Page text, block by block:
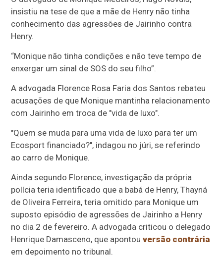
insistiu na tese de que a mãe de Henry não tinha
conhecimento das agressões de Jairinho contra
Henry.
“Monique não tinha condições e não teve tempo de
enxergar um sinal de SOS do seu filho”.
A advogada Florence Rosa Faria dos Santos rebateu
acusações de que Monique mantinha relacionamento
com Jairinho em troca de "vida de luxo".
"Quem se muda para uma vida de luxo para ter um
Ecosport financiado?", indagou no júri, se referindo
ao carro de Monique.
Ainda segundo Florence, investigação da própria
polícia teria identificado que a babá de Henry, Thayná
de Oliveira Ferreira, teria omitido para Monique um
suposto episódio de agressões de Jairinho a Henry
no dia 2 de fevereiro. A advogada criticou o delegado
Henrique Damasceno, que apontouversão contrária
em depoimento no tribunal.